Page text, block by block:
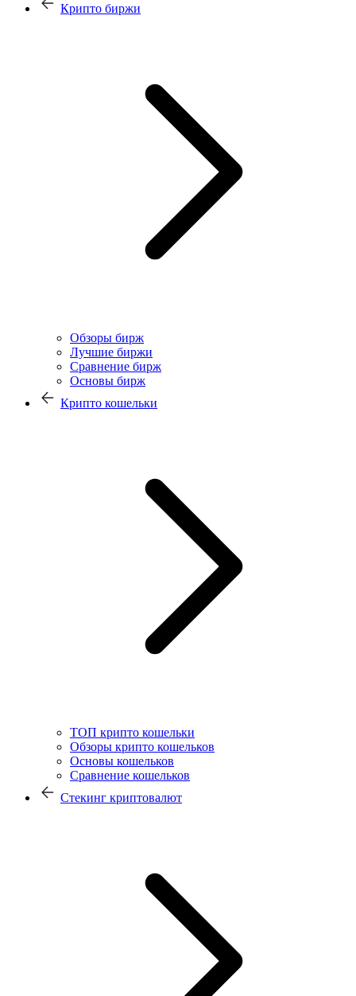
Крипто биржи
Обзоры бирж
Лучшие биржи
Сравнение бирж
Основы бирж
Крипто кошельки
ТОП крипто кошельки
Обзоры крипто кошельков
Основы кошельков
Сравнение кошельков
Стекинг криптовалют